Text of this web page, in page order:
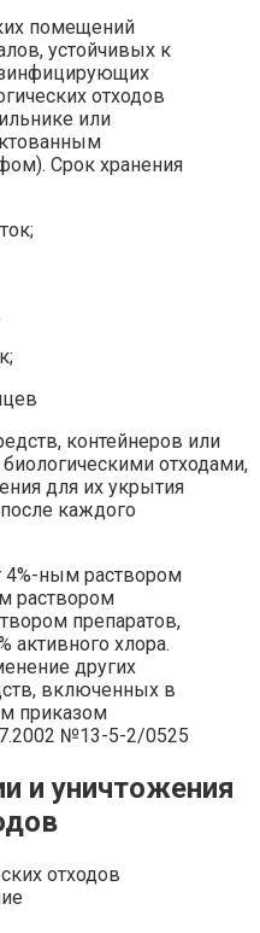
помещений
устойчивых к
отходов
или
Срок хранения
контейнеров или
отходами,
для их укрытия
каждого
ным раствором
раствором
препаратов,
активного хлора.
других
включенных в
приказом
№13-5-2/0525
и уничтожения